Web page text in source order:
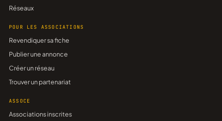
Réseaux
POUR LES ASSOCIATIONS
Revendiquer sa fiche
Publier une annonce
Créer un réseau
Trouver un partenariat
ASSOCE
Associations inscrites